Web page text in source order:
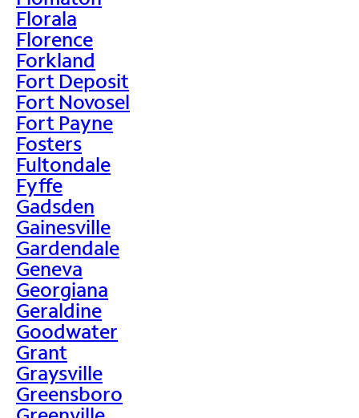
Florala
Florence
Forkland
Fort Deposit
Fort Novosel
Fort Payne
Fosters
Fultondale
Fyffe
Gadsden
Gainesville
Gardendale
Geneva
Georgiana
Geraldine
Goodwater
Grant
Graysville
Greensboro